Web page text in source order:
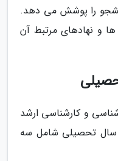
را پوشش می دهد.
و نهادهای مرتبط آن
و کارشناسی ارشد
سال تحصیلی شامل سه